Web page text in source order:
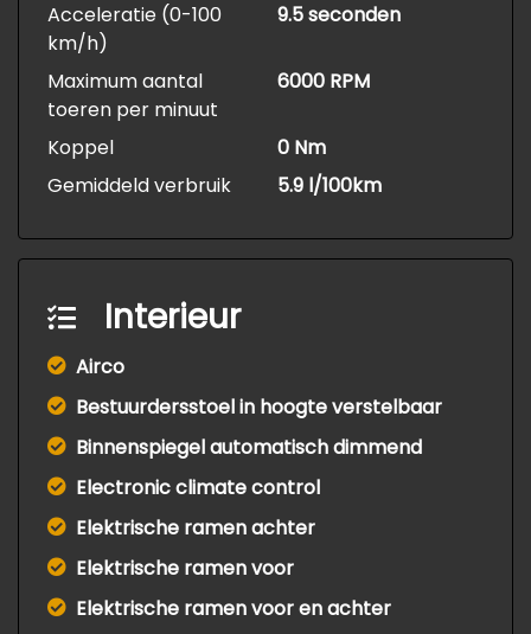
Acceleratie (0-100
km/h)
9.5 seconden
Maximum aantal
toeren per minuut
6000 RPM
Koppel
0 Nm
Gemiddeld verbruik
5.9 l/100km
Interieur
Airco
Bestuurdersstoel in hoogte verstelbaar
Binnenspiegel automatisch dimmend
Electronic climate control
Elektrische ramen achter
Elektrische ramen voor
Elektrische ramen voor en achter